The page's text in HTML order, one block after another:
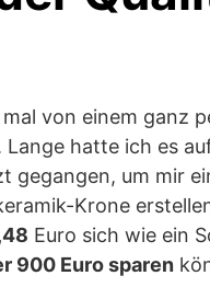
von einem ganz
Lange hatte ich es
gegangen, um mir
Krone
Euro sich wie ein
900 Euro sparen